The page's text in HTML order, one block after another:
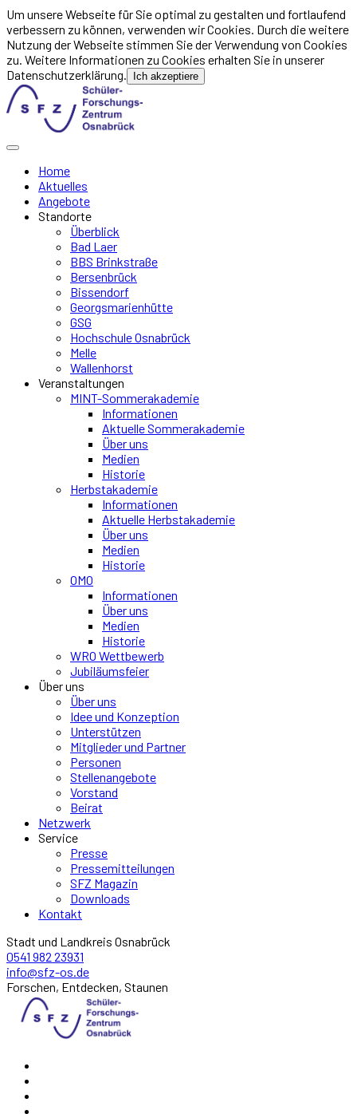
Um unsere Webseite für Sie optimal zu gestalten und fortlaufend
verbessern zu können, verwenden wir Cookies. Durch die weitere
Nutzung der Webseite stimmen Sie der Verwendung von Cookies
zu. Weitere Informationen zu Cookies erhalten Sie in unserer
Datenschutzerklärung.
Ich akzeptiere
Home
Aktuelles
Angebote
Standorte
Überblick
Bad Laer
BBS Brinkstraße
Bersenbrück
Bissendorf
Georgsmarienhütte
GSG
Hochschule Osnabrück
Melle
Wallenhorst
Veranstaltungen
MINT-Sommerakademie
Informationen
Aktuelle Sommerakademie
Über uns
Medien
Historie
Herbstakademie
Informationen
Aktuelle Herbstakademie
Über uns
Medien
Historie
OMO
Informationen
Über uns
Medien
Historie
WRO Wettbewerb
Jubiläumsfeier
Über uns
Über uns
Idee und Konzeption
Unterstützen
Mitglieder und Partner
Personen
Stellenangebote
Vorstand
Beirat
Netzwerk
Service
Presse
Pressemitteilungen
SFZ Magazin
Downloads
Kontakt
Stadt und Landkreis Osnabrück
0541 982 23931
info@sfz-os.de
Forschen, Entdecken, Staunen